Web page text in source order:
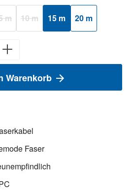
verfügbar.)
m
(Diese Option ist zurzeit nicht verfügbar.)
10 m(Diese Option ist zurzeit nicht
15 m 20 m
Warenkorb
Faser